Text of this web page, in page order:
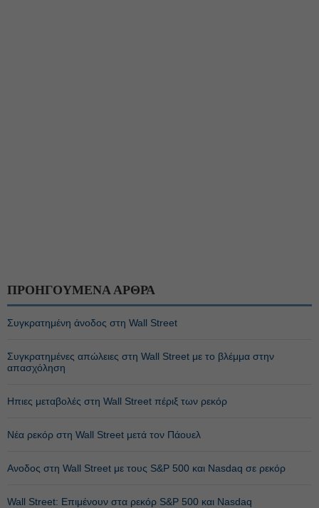
ΠΡΟΗΓΟΥΜΕΝΑ ΑΡΘΡΑ
Συγκρατημένη άνοδος στη Wall Street
Συγκρατημένες απώλειες στη Wall Street με το βλέμμα στην
απασχόληση
Ηπιες μεταβολές στη Wall Street πέριξ των ρεκόρ
Νέα ρεκόρ στη Wall Street μετά τον Πάουελ
Ανοδος στη Wall Street με τους S&P 500 και Nasdaq σε ρεκόρ
Wall Street: Επιμένουν στα ρεκόρ S&P 500 και Nasdaq